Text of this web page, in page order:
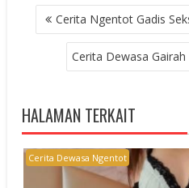
POST
NAVIGATION
Cerita Ngentot Gadis
Cerita Dewasa Gairah
HALAMAN TERKAIT
Cerita Dewasa Ngentot